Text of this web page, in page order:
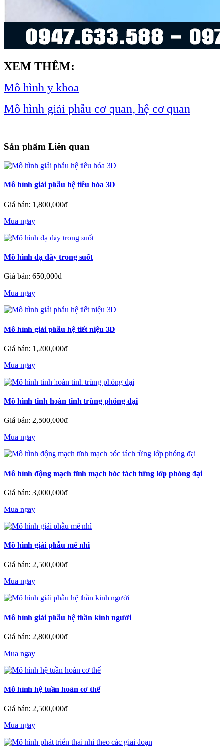
XEM THÊM:
Mô hình y khoa
Mô hình giải phẫu cơ quan, hệ cơ quan
Sản phẩm Liên quan
Mô hình giải phẫu hệ tiêu hóa 3D
Giá bán: 1,800,000đ
Mua ngay
Mô hình dạ dày trong suốt
Giá bán: 650,000đ
Mua ngay
Mô hình giải phẫu hệ tiết niệu 3D
Giá bán: 1,200,000đ
Mua ngay
Mô hình tinh hoàn tinh trùng phóng đại
Giá bán: 2,500,000đ
Mua ngay
Mô hình động mạch tĩnh mạch bóc tách từng lớp phóng đại
Giá bán: 3,000,000đ
Mua ngay
Mô hình giải phẫu mê nhĩ
Giá bán: 2,500,000đ
Mua ngay
Mô hình giải phẫu hệ thần kinh người
Giá bán: 2,800,000đ
Mua ngay
Mô hình hệ tuần hoàn cơ thể
Giá bán: 2,500,000đ
Mua ngay